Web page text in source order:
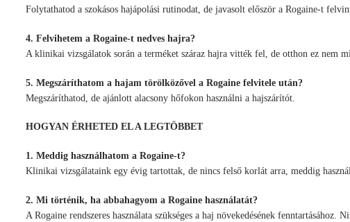
Folytathatod a szokásos hajápolási rutinodat, de javasolt először a Rogaine-t
4. Felvihetem a Rogaine-t nedves hajra?
A klinikai vizsgálatok során a terméket száraz hajra vitték fel, de otthon ez nem
5. Megszáríthatom a hajam törölközővel a Rogaine felvitele után?
Megszáríthatod, de ajánlott alacsony hőfokon használni a hajszárítót.
HOGYAN ÉRHETED EL A LEGTÖBBET
1. Meddig használhatom a Rogaine-t?
Klinikai vizsgálataink egy évig tartottak, de nincs felső korlát arra, meddig
2. Mi történik, ha abbahagyom a Rogaine használatát?
A Rogaine rendszeres használata szükséges a haj növekedésének